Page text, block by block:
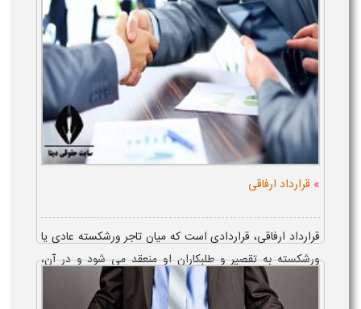
» قرارداد ارفاقی
قرارداد ارفاقی، قراردادی است که میان تاجر ورشکسته عادی یا
ورشکسته به تقصیر و طلبکاران او منعقد می شود و در آن،
طلبکاران می پذیرند، تاجر ورشکسته، به تجارت خود بازگردد و به
صورت اقساطی و حتی ک...